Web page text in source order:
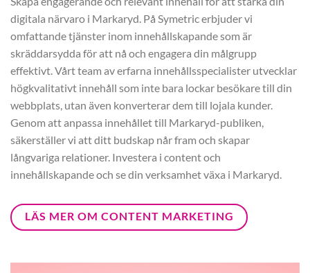
digitala närvaro i Markaryd. På Symetric erbjuder vi
omfattande tjänster inom innehållskapande som är
skräddarsydda för att nå och engagera din målgrupp
effektivt. Vårt team av erfarna innehållsspecialister utvecklar
högkvalitativt innehåll som inte bara lockar besökare till din
webbplats, utan även konverterar dem till lojala kunder.
Genom att anpassa innehållet till Markaryd-publiken,
säkerställer vi att ditt budskap når fram och skapar
långvariga relationer. Investera i content och
innehållskapande och se din verksamhet växa i Markaryd.
LÄS MER OM CONTENT MARKETING